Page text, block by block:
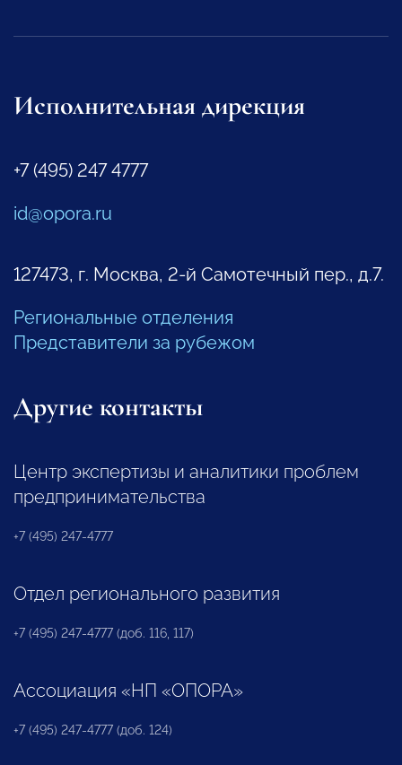
Исполнительная дирекция
+7 (495) 247 4777
id@opora.ru
127473, г. Москва, 2-й Самотечный пер., д.7.
Региональные отделения
Представители за рубежом
Другие контакты
Центр экспертизы и аналитики проблем
предпринимательства
+7 (495) 247-4777
Отдел регионального развития
+7 (495) 247-4777 (доб. 116, 117)
Ассоциация «НП «ОПОРА»
+7 (495) 247-4777 (доб. 124)